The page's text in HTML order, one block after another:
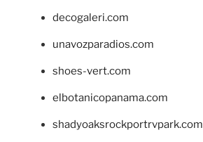
decogaleri.com
unavozparadios.com
shoes-vert.com
elbotanicopanama.com
shadyoaksrockportrvpark.com